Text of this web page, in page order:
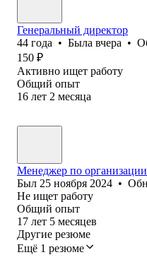
Генеральный директор
44 года • Была вчера •
150 ₽
Активно ищет работу
Общий опыт
16 лет 2 месяца
Менеджер по
Был 25 ноября 2024 •
Не ищет работу
Общий опыт
17 лет 5 месяцев
Другие резюме
Ещё 1 резюме